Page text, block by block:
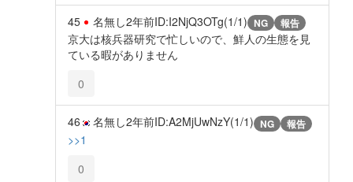
45 名無し2年前ID:I2NjQ3OTg(1/1) NG 報告
京大は核兵器研究で忙しいので、鮮人の生態を見
ている暇がありません
0
46 名無し2年前ID:A2MjUwNzY(1/1) NG 報告
>>1
0